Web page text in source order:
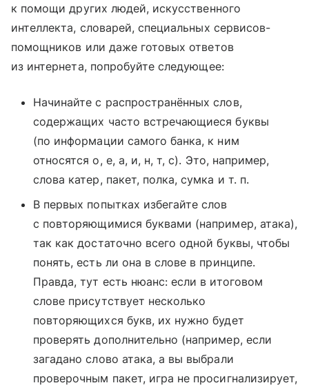
к помощи других людей, искусственного
интеллекта, словарей, специальных сервисов-
помощников или даже готовых ответов
из интернета, попробуйте следующее:
Начинайте с распространённых слов,
содержащих часто встречающиеся буквы
(по информации самого банка, к ним
относятся о, е, а, и, н, т, с). Это, например,
слова катер, пакет, полка, сумка и т. п.
В первых попытках избегайте слов
с повторяющимися буквами (например, атака),
так как достаточно всего одной буквы, чтобы
понять, есть ли она в слове в принципе.
Правда, тут есть нюанс: если в итоговом
слове присутствует несколько
повторяющихся букв, их нужно будет
проверять дополнительно (например, если
загадано слово атака, а вы выбрали
проверочным пакет, игра не просигнализирует,